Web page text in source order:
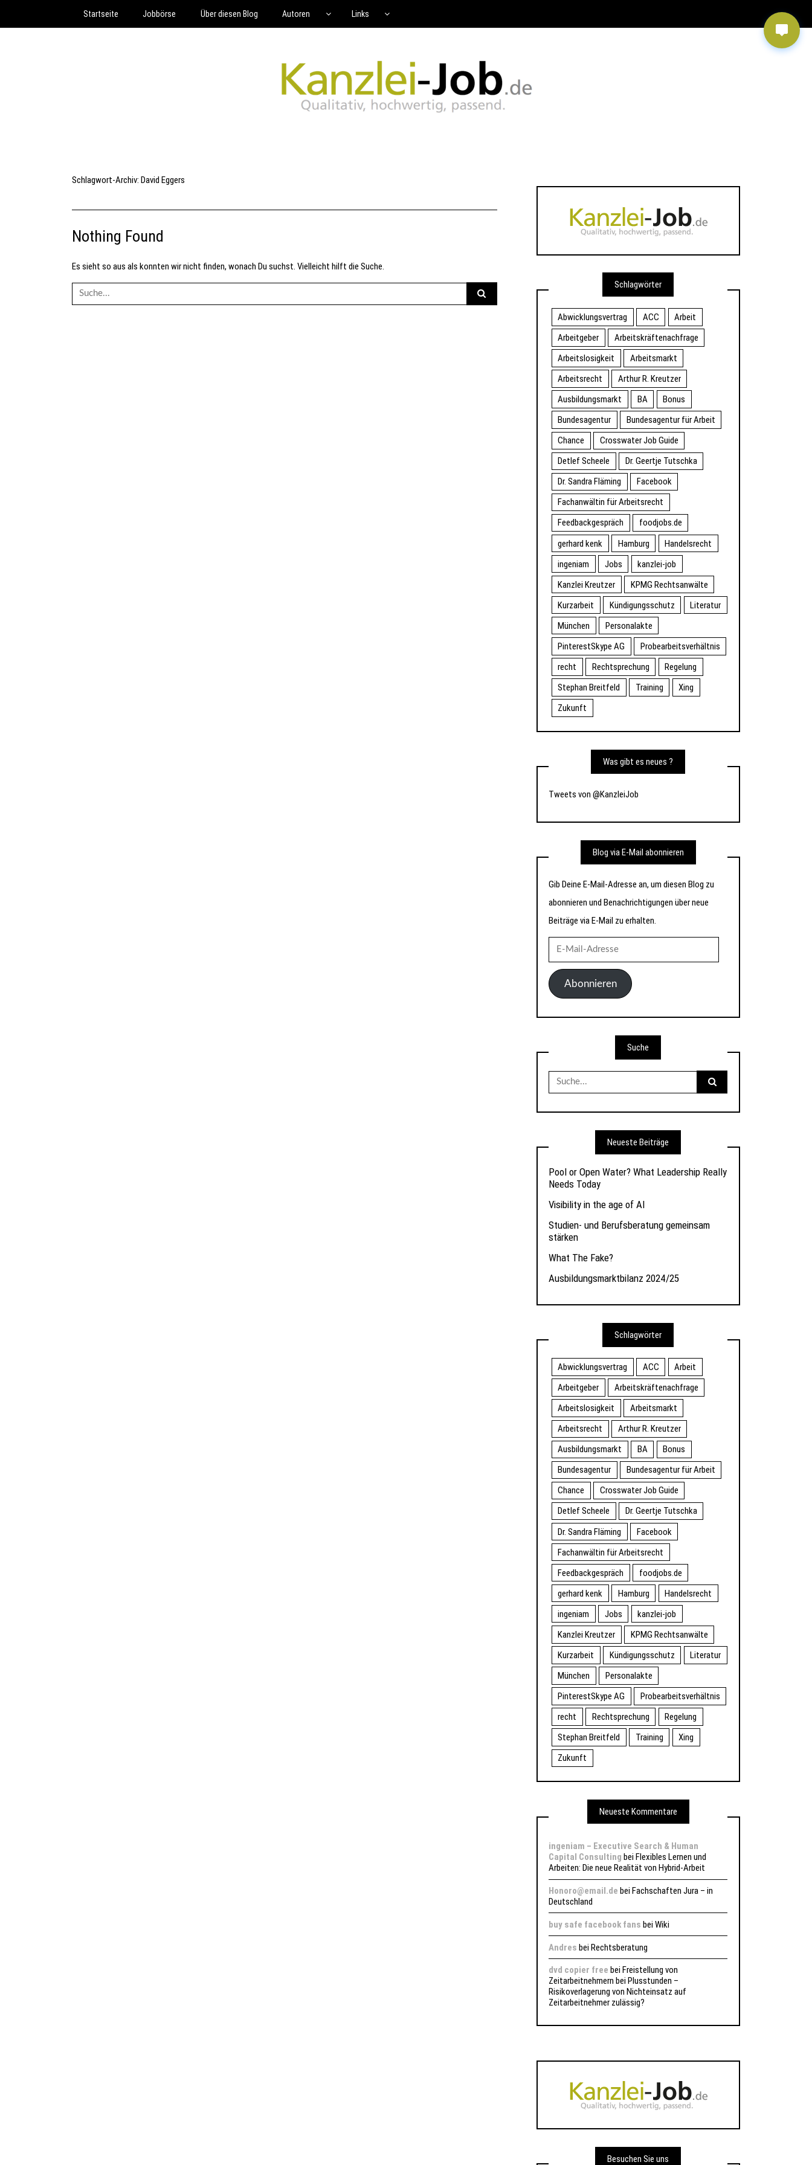
Startseite Jobbörse Über diesen Blog Autoren Links
Schlagwort-Archiv: David Eggers
Nothing Found
Es sieht so aus als konnten wir nicht finden, wonach Du suchst. Vielleicht hilft die Suche.
Suche
nach:
Schlagwörter
Abwicklungsvertrag ACC
Arbeit
Arbeitgeber
Arbeitskräftenachfrage
Arbeitslosigkeit
Arbeitsmarkt
Arbeitsrecht
Arthur R. Kreutzer
Ausbildungsmarkt
BA
Bonus
Bundesagentur
Bundesagentur für Arbeit
Chance
Crosswater Job Guide
Detlef Scheele
Dr. Geertje Tutschka
Dr. Sandra Fläming
Facebook
Fachanwältin für Arbeitsrecht
Feedbackgespräch
foodjobs.de
gerhard kenk
Hamburg
Handelsrecht
ingeniam
Jobs
kanzlei-job
Kanzlei Kreutzer
KPMG Rechtsanwälte
Kurzarbeit
Kündigungsschutz
Literatur
München
Personalakte
PinterestSkype AG
Probearbeitsverhältnis
recht
Rechtsprechung
Regelung
Stephan Breitfeld
Training
Xing
Zukunft
Was gibt es neues ?
Tweets von @KanzleiJob
Blog via E-Mail abonnieren
Gib Deine E-Mail-Adresse an, um diesen Blog zu
abonnieren und Benachrichtigungen über neue
Beiträge via E-Mail zu erhalten.
Mail-
AdresseAbonnieren
Suche
Suche
nach:
Neueste Beiträge
Pool or Open Water? What Leadership Really
Needs Today
Visibility in the age of AI
Studien- und Berufsberatung gemeinsam
stärken
What The Fake?
Ausbildungsmarktbilanz 2024/25
Schlagwörter
Abwicklungsvertrag ACC
Arbeit
Arbeitgeber
Arbeitskräftenachfrage
Arbeitslosigkeit
Arbeitsmarkt
Arbeitsrecht
Arthur R. Kreutzer
Ausbildungsmarkt
BA
Bonus
Bundesagentur
Bundesagentur für Arbeit
Chance
Crosswater Job Guide
Detlef Scheele
Dr. Geertje Tutschka
Dr. Sandra Fläming
Facebook
Fachanwältin für Arbeitsrecht
Feedbackgespräch
foodjobs.de
gerhard kenk
Hamburg
Handelsrecht
ingeniam
Jobs
kanzlei-job
Kanzlei Kreutzer
KPMG Rechtsanwälte
Kurzarbeit
Kündigungsschutz
Literatur
München
Personalakte
PinterestSkype AG
Probearbeitsverhältnis
recht
Rechtsprechung
Regelung
Stephan Breitfeld
Training
Xing
Zukunft
Neueste Kommentare
ingeniam – Executive Search & Human
Capital Consulting bei Flexibles Lernen und
Arbeiten: Die neue Realität von Hybrid-Arbeit
Honoro@email.de beiFachschaften Jura – in
Deutschland
buy safe facebook fans beiWiki
Andres beiRechtsberatung
dvd copier free bei Freistellung von
Zeitarbeitnehmern bei Plusstunden –
Risikoverlagerung von Nichteinsatz auf
Zeitarbeitnehmer zulässig?
Besuchen Sie uns